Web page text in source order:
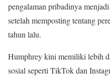
pengalaman pribadinya
setelah memposting tentang
tahun lalu.
Humphrey kini memiliki lebih
sosial seperti TikTok dan